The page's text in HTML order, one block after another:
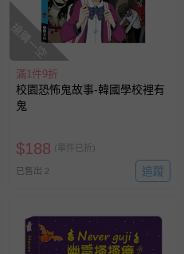
搶購一空
滿1件9折
校園恐怖鬼故事-韓國學校裡有
鬼
$188 (單件已折)
已售出 2 追蹤